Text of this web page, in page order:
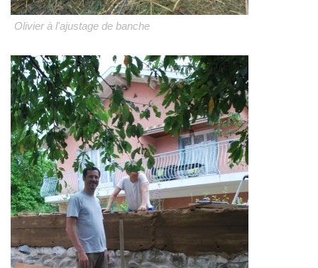
Olivier à l'ajustage de banche